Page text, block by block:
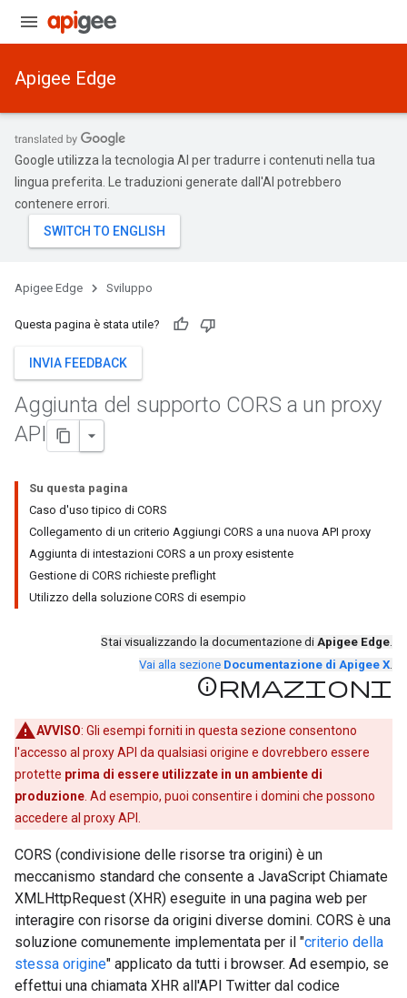
Apigee Edge
Google utilizza la tecnologia AI per tradurre i contenuti nella tua
lingua preferita. Le traduzioni generate dall'AI potrebbero
contenere errori.
Apigee Edge Sviluppo
Questa pagina è stata utile?
INVIA FEEDBACK
Aggiunta del supporto CORS a un proxy
API
Su questa pagina
Caso d'uso tipico di CORS
Collegamento di un criterio Aggiungi CORS a una nuova API proxy
Aggiunta di intestazioni CORS a un proxy esistente
Gestione di CORS richieste preflight
Utilizzo della soluzione CORS di esempio
Stai visualizzando la documentazione di Apigee Edge.
Vai alla sezione Documentazione di Apigee X.
Informazioni
AVVISO: Gli esempi forniti in questa sezione consentono
l'accesso al proxy API da qualsiasi origine e dovrebbero essere
protette prima di essere utilizzate in un ambiente di
produzione . Ad esempio, puoi consentire i domini che possono
accedere al proxy API.
CORS (condivisione delle risorse tra origini) è un
meccanismo standard che consente a JavaScript Chiamate
XMLHttpRequest (XHR) eseguite in una pagina web per
interagire con risorse da origini diverse domini. CORS è una
soluzione comunemente implementata per il "criterio della
stessa origine" applicato da tutti i browser. Ad esempio, se
effettui una chiamata XHR all'API Twitter dal codice